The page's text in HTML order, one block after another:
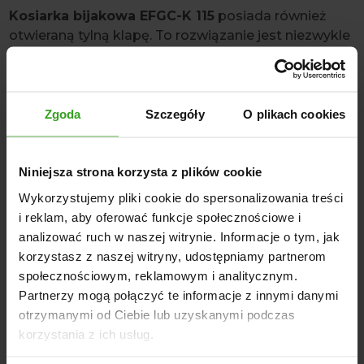
Zgoda Szczegóły O plikach cookies
Niniejsza strona korzysta z plików cookie
Wykorzystujemy pliki cookie do spersonalizowania treści
i reklam, aby oferować funkcje społecznościowe i
analizować ruch w naszej witrynie. Informacje o tym, jak
korzystasz z naszej witryny, udostępniamy partnerom
społecznościowym, reklamowym i analitycznym.
Partnerzy mogą połączyć te informacje z innymi danymi
otrzymanymi od Ciebie lub uzyskanymi podczas
korzystania z ich usług.
Kosiarka bijakowa EFGC-K 115 posiada również
otwieraną tylną klapę. To rozwiązanie jest niezwykle
przydatne, szczególnie podczas pracy na bardzo
zarośniętych terenach. Dzięki otwarciu klapy,
co odciąża silnik ciągnika i zwiększa wydajność
pracy.
Szerokość robocza: 1150 mm
Moc ciągnika: Min. 25 KM
WOM (PTO): 540 obr./min
TUZ: 3-punktowy KAT I
Ilość młotków: 20 sztuk
Waga: 220 kg
Ilość pasków klinowych: 3
Szerokość całkowita: 1300 mm